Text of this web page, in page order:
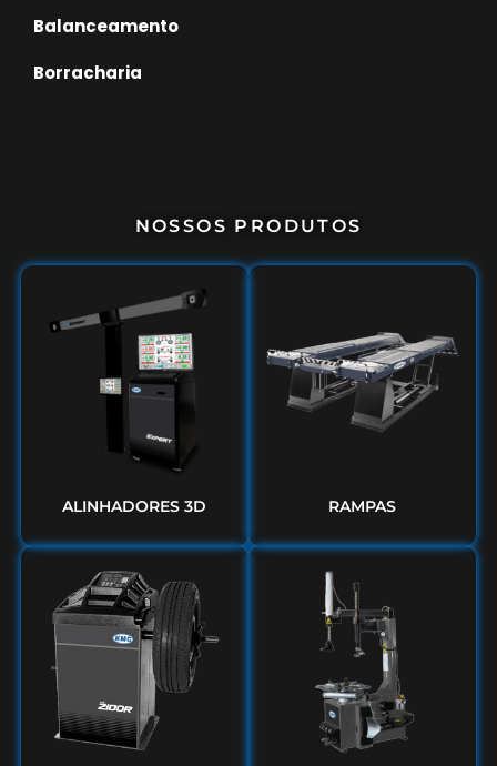
Balanceamento
Borracharia
NOSSOS PRODUTOS
ALINHADORES 3D RAMPAS